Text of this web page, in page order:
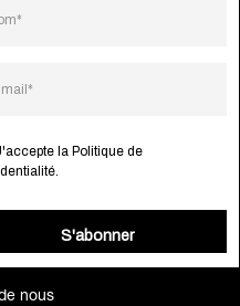
système solaire
la production
nous
la Politique de
.
S'abonner